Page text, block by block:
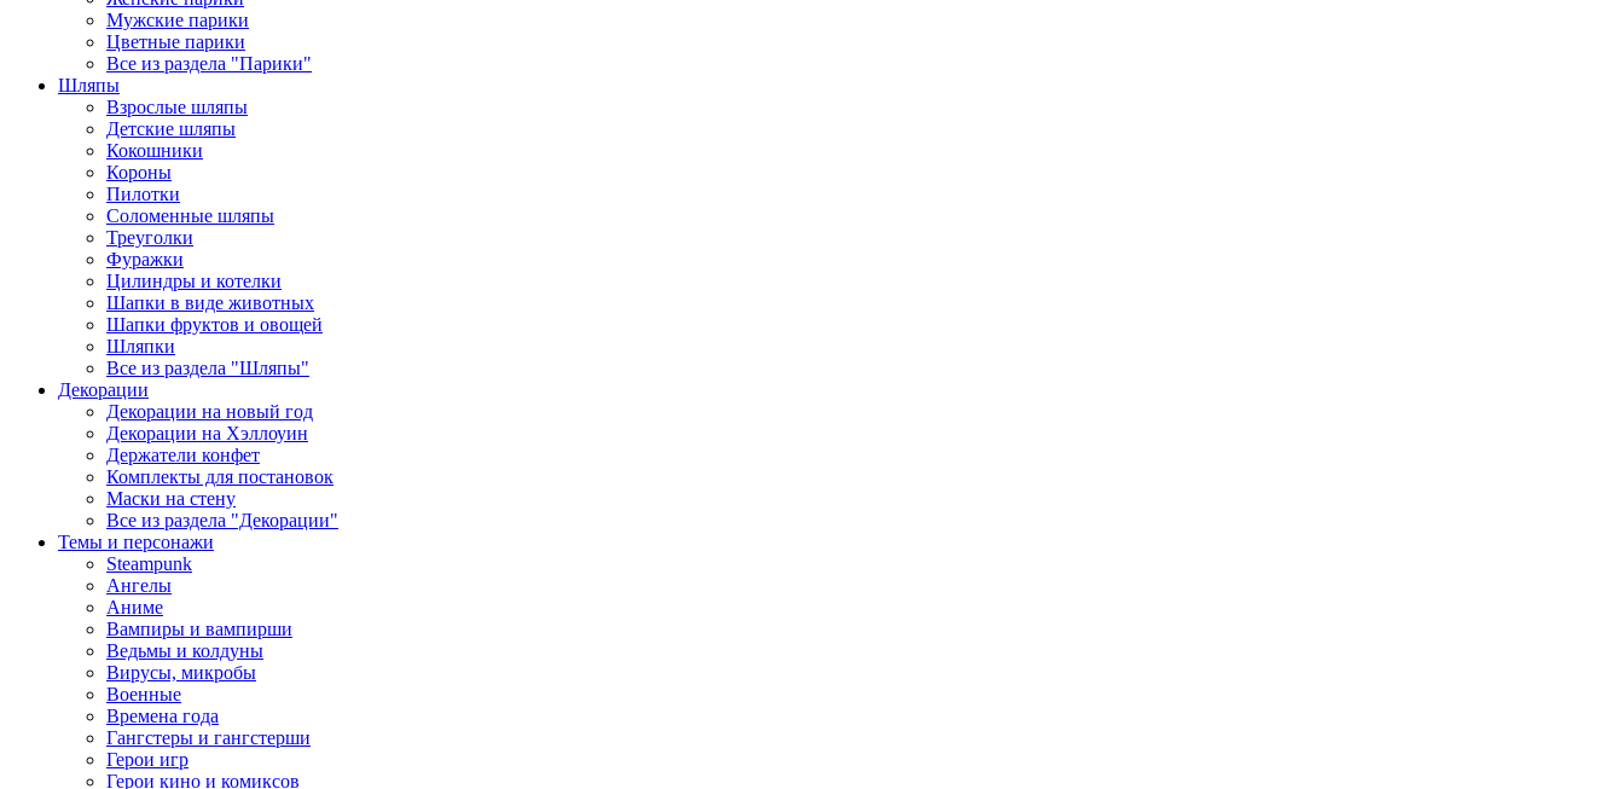
Мужские парики
Цветные парики
Все из раздела "Парики"
Шляпы
Взрослые шляпы
Детские шляпы
Кокошники
Короны
Пилотки
Соломенные шляпы
Треуголки
Фуражки
Цилиндры и котелки
Шапки в виде животных
Шапки фруктов и овощей
Шляпки
Все из раздела "Шляпы"
Декорации
Декорации на новый год
Декорации на Хэллоуин
Держатели конфет
Комплекты для постановок
Маски на стену
Все из раздела "Декорации"
Темы и персонажи
Steampunk
Ангелы
Аниме
Вампиры и вампирши
Ведьмы и колдуны
Вирусы, микробы
Военные
Времена года
Гангстеры и гангстерши
Герои игр
Герои кино и комиксов